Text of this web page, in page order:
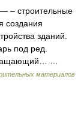
— – строительные
создания
зданий.
под ред.
…
материалов